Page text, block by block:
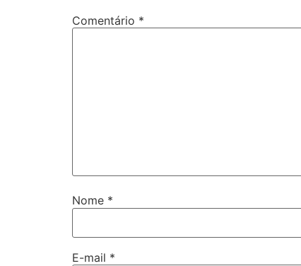
Comentário *
Nome *
E-mail *